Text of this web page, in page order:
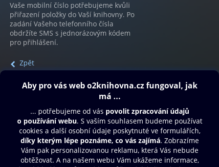
Vaše mobilní číslo potřebujeme kvůli
přiřazení položky do Vaší knihovny. Po
zadání Vašeho telefonního čísla
obdržíte SMS s jednorázovým kódem
pro přihlášení.
Zpět
Obsah ke stažení
Moje O2 Knihovna
Další zábava